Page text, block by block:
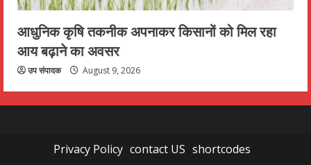
आधुनिक कृषि तकनीक अपनाकर किसानों को मिल रहा
आय बढ़ाने का अवसर
उप संपादक August 9, 2026
Privacy Policy contact US shortcodes